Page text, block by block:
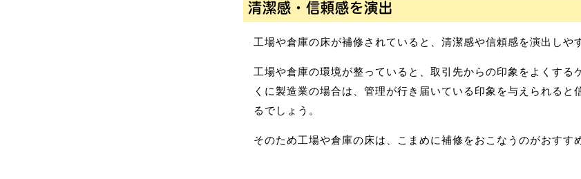
清潔感・信頼感を演出
工場や倉庫の床が補修されていると、清潔感や信頼感を演出しや
工場や倉庫の環境が整っていると、取引先からの印象をよくする
くに製造業の場合は、管理が行き届いている印象を与えられると
るでしょう。
そのため工場や倉庫の床は、こまめに補修をおこなうのがおすす